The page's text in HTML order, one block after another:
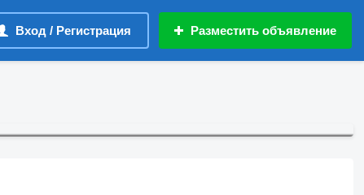
Вход / Регистрация Разместить объявление